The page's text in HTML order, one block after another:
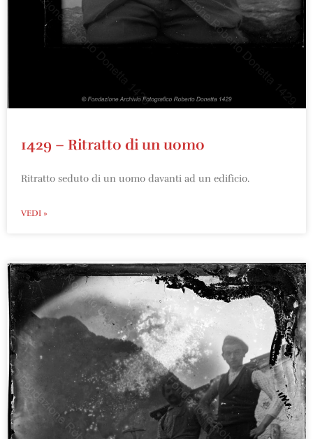
1429 – Ritratto di un uomo
Ritratto seduto di un uomo davanti ad un edificio.
VEDI »